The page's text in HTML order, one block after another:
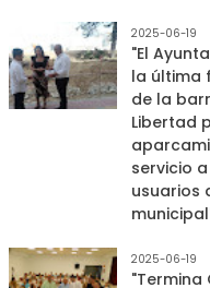
2025-06-19
"El
la última
de la
Libertad
servicio
usuarios
2025-06-19
"Termina